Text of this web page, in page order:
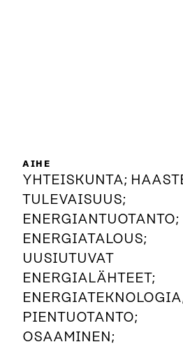
AIHE
YHTEISKUNTA;
TULEVAISUUS;
ENERGIANTUOTANTO;
ENERGIATALOUS;
UUSIUTUVAT
ENERGIALÄHTEET;
PIENTUOTANTO;
OSAAMINEN;